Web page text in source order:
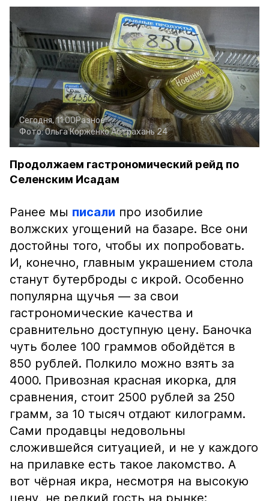
Сегодня, 11:00Разное
Фото:Ольга КорженкоАстрахань 24
Продолжаем гастрономический рейд по
Селенским Исадам
Ранее мы писали про изобилие
волжских угощений на базаре. Все они
достойны того, чтобы их попробовать.
И, конечно, главным украшением стола
станут бутерброды с икрой. Особенно
популярна щучья — за свои
гастрономические качества и
сравнительно доступную цену. Баночка
чуть более 100 граммов обойдётся в
850 рублей. Полкило можно взять за
4000. Привозная красная икорка, для
сравнения, стоит 2500 рублей за 250
грамм, за 10 тысяч отдают килограмм.
Сами продавцы недовольны
сложившейся ситуацией, и не у каждого
на прилавке есть такое лакомство. А
вот чёрная икра, несмотря на высокую
цену, не редкий гость на рынке: